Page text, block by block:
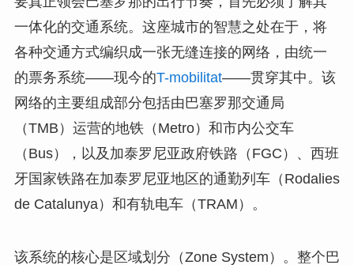
一体化的交通系统。这座城市的智慧之处在于，将
各种交通方式编织成一张无缝连接的网络，由统一
的票务系统——现今的T-mobilitat——贯穿其中。该
网络的主要组成部分包括由巴塞罗那交通局
（TMB）运营的地铁（Metro）和市内公交车
（Bus），以及加泰罗尼亚政府铁路（FGC）、西班
牙国家铁路在加泰罗尼亚地区的通勤列车（Rodalies
de Catalunya）和有轨电车（TRAM）。
该系统的核心是区域划分（Zone System）。整个巴